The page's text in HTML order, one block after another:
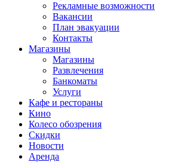
Рекламные возможности
Вакансии
План эвакуации
Контакты
Магазины
Магазины
Развлечения
Банкоматы
Услуги
Кафе и рестораны
Кино
Колесо обозрения
Скидки
Новости
Аренда